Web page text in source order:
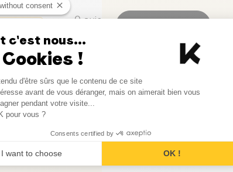
0 avis
0 avis
0 avis
consent
c'est nous...
!
Management
d'être sûrs que le contenu de ce site
avant de vous déranger, mais on aimerait bien vous
pendant votre visite...
pour vous ?
Consents certified by
I want to choose OK !
Axeptio consent